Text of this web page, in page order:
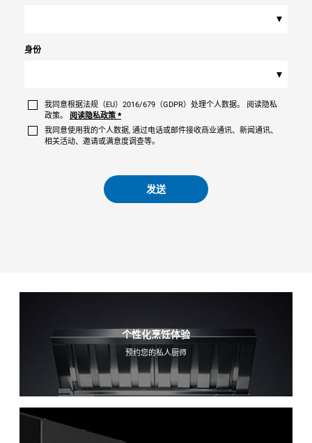
▾
身份
▾
我同意根据法规（EU）2016/679（GDPR）处理个人数据。 阅读隐私
政策。
阅读隐私政策 *
我同意使用我的个人数据, 通过电话或邮件接收商业通讯、新闻通讯、
相关活动、邀请或满意度调查等。
发送
个性化烹饪体验
预约您的私人厨师